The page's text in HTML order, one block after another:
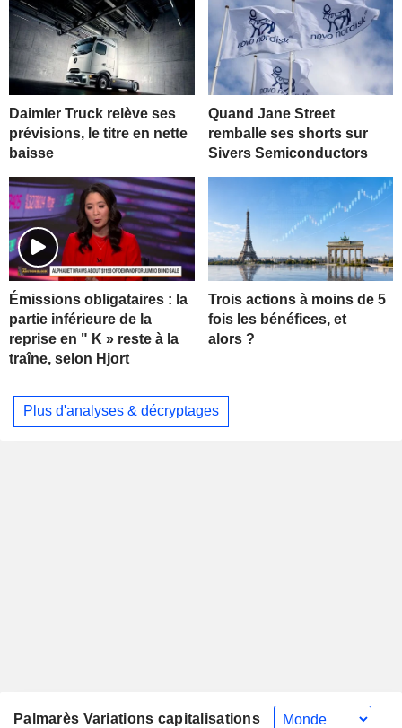
Daimler Truck relève ses
prévisions, le titre en nette
baisse
Quand Jane Street
remballe ses shorts sur
Sivers Semiconductors
Émissions obligataires : la
partie inférieure de la
reprise en " K » reste à la
traîne, selon Hjort
Trois actions à moins de 5
fois les bénéfices, et
alors ?
Plus d'analyses & décryptages
Palmarès Variations capitalisations